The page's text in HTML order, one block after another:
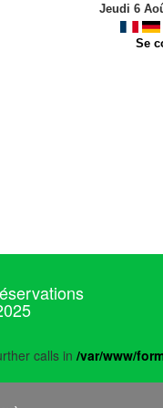
Jeudi 6
Se
calls in /var/www/